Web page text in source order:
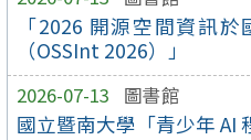
「2026 開源空間資訊
（OSSInt 2026）」
2026-07-13 圖書館
國立暨南大學「青少年 AI